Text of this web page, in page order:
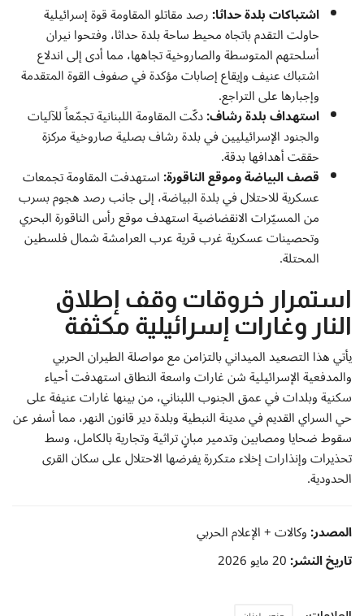
اشتباكات بلدة حداثا:رصد مقاتلو المقاومة قوة إسرائيلية
حاولت التقدم باتجاه محيط ساحة بلدة حداثا، وفتحوا نيران
أسلحتهم المتوسطة والصاروخية تجاهها، مما أدى إلى اندلاع
اشتباك عنيف وإيقاع إصابات مؤكدة في صفوف القوة المتقدمة
وإجبارها على التراجع.
استهداف بلدة رشاف:دكّت المقاومة اللبنانية تجمّعاً للآليات
والجنود الإسرائيليين في بلدة رشاف بصلية صاروخية مركزة
حققت أهدافها بدقة.
قصف البياضة وموقع الناقورة:استهدفت المقاومة تجمعات
عسكرية للاحتلال في بلدة البياضة، إلى جانب رصد هجوم بسرب
من المسيّرات الانقضاضية استهدف موقع رأس الناقورة البحري
وتحصينات عسكرية غرب قرية عرب العرامشة شمال فلسطين
المحتلة.
استمرار خروقات وقف إطلاق
النار وغارات إسرائيلية مكثفة
يأتي هذا التصعيد الميداني بالتزامن مع مواصلة الطيران الحربي
والمدفعية الإسرائيلية شن غارات واسعة النطاق استهدفت أحياء
سكنية وبلدات في عمق الجنوب اللبناني، من بينها غارات عنيفة على
حي السراي القديم في مدينة النبطية وبلدة دير قانون النهر، مما أسفر عن
سقوط ضحايا ومصابين وتدمير مبانٍ تراثية وتجارية بالكامل، وسط
تحذيرات وإنذارات إخلاء متكررة يفرضها الاحتلال على سكان القرى
الحدودية.
المصدر:وكالات + الإعلام الحربي
تاريخ النشر: